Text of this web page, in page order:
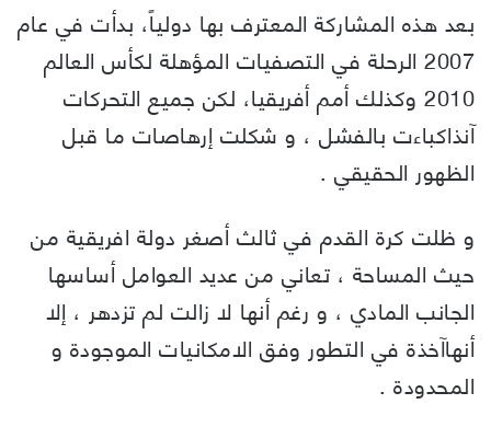
بعد هذه المشاركة المعترف بها دولياً، بدأت في عام
2007 الرحلة في التصفيات المؤهلة لكأس العالم
2010 وكذلك أمم أفريقيا، لكن جميع التحركات
آنذاكباءت بالفشل ، و شكلت إرهاصات ما قبل
الظهور الحقيقي .
و ظلت كرة القدم في ثالث أصغر دولة افريقية من
حيث المساحة ، تعاني من عديد العوامل أساسها
الجانب المادي ، و رغم أنها لا زالت لم تزدهر ، إلا
أنهاآخذة في التطور وفق الامكانيات الموجودة و
المحدودة .